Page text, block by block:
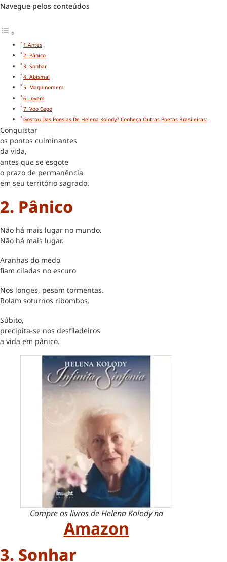
Navegue pelos conteúdos
1.Antes
2. Pânico
3. Sonhar
4. Abismal
5. Maquinomem
6. Jovem
7. Voo Cego
Gostou Das Poesias De Helena Kolody? Conheça Outras Poetas Brasileiras:
Conquistar
os pontos culminantes
da vida,
antes que se esgote
o prazo de permanência
em seu território sagrado.
2. Pânico
Não há mais lugar no mundo.
Não há mais lugar.
Aranhas do medo
fiam ciladas no escuro
Nos longes, pesam tormentas.
Rolam soturnos ribombos.
Súbito,
precipita-se nos desfiladeiros
a vida em pânico.
Compre os livros de Helena Kolody na
Amazon
3. Sonhar